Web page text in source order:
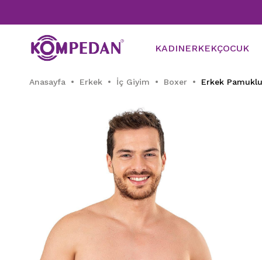
KADINERKEKÇOCUK
Anasayfa Erkek İç Giyim Boxer Erkek